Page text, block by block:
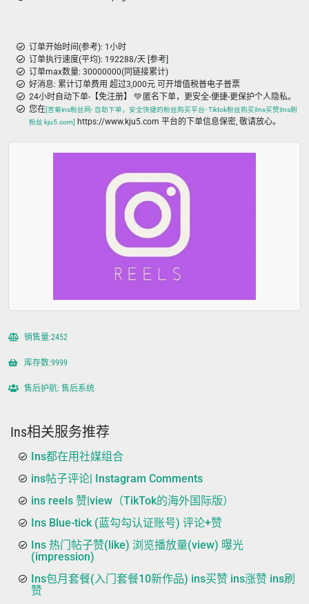
订单开始时间(参考): 1小时
订单执行速度(平均): 192288/天 [参考]
订单max数量: 30000000(同链接累计)
好消息: 累计订单费用 超过3,000元 可开增值税普电子普票
24小时自动下单-【免注册】 💚 匿名下单，更安全-便捷-更保护个人隐私。
您在[苦菊ins粉丝网- 自助下单，安全快捷的粉丝购买平台- Tiktok粉丝购买|Ins买赞|Ins刷
粉丝 kju5.com]
https://www.kju5.com 平台的下单信息保密, 敬请放心。
销售量:2452
库存数:9999
售后护航: 售后系统
Ins相关服务推荐
Ins都在用社媒组合
ins帖子评论| Instagram Comments
ins reels 赞|view（TikTok的海外国际版）
Ins Blue-tick (蓝勾勾认证账号) 评论+赞
Ins 热门帖子赞(like) 浏览播放量(view) 曝光
(impression)
Ins包月套餐(入门套餐10新作品) ins买赞 ins涨赞 ins刷
赞